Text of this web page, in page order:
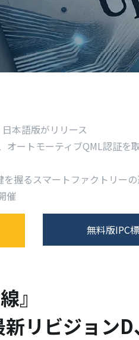
本語版がリリース
オートモーティブQML認証を
握るスマートファクトリーの
催
無料版IPC
』
新リビジョン